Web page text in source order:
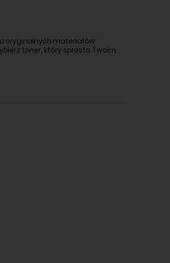
oryginalnych materiałów
toner, który sprosta Twoim